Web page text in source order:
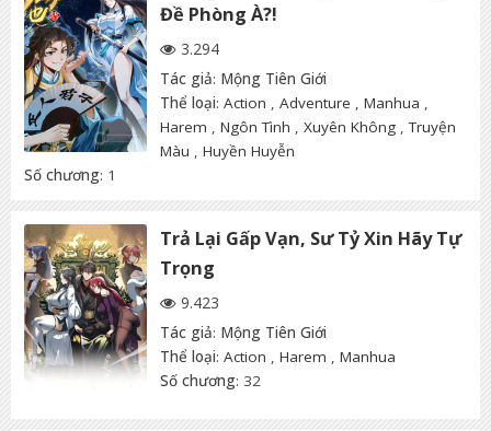
Đề Phòng À?!
3.294
Tác giả: Mộng Tiên Giới
Thể loại: Action , Adventure , Manhua ,
Harem , Ngôn Tình , Xuyên Không ,Truyện
Màu , Huyền Huyễn
Số chương: 1
Trả Lại Gấp Vạn, Sư Tỷ Xin Hãy Tự
Trọng
9.423
Tác giả: Mộng Tiên Giới
Thể loại: Action , Harem , Manhua
Số chương: 32